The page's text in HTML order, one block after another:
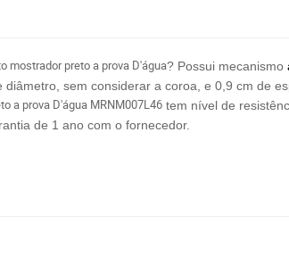
mostrador preto a prova D'água? Possui mecanismo
sem considerar a coroa, e 0,9 cm de
a prova D'água MRNM007L46 tem nível de
de 1 ano com o fornecedor.